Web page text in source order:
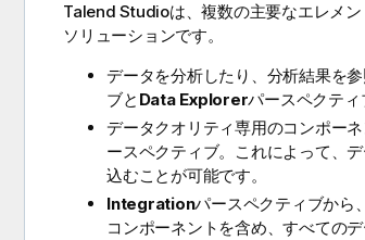
Talend Studioは、複数の主要なエレメ
ソリューションです。
データを分析したり、分析結果を
ブと Data Explorerパースペクティ
データクオリティ専用のコンポー
ースペクティブ。これによって、
込むことが可能です。
Integrationパースペクティブから
コンポーネントを含め、すべての